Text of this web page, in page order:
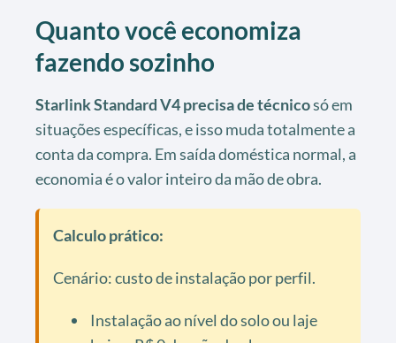
Quanto você economiza
fazendo sozinho
Starlink Standard V4 precisa de técnicosó em
situações específicas, e isso muda totalmente a
conta da compra. Em saída doméstica normal, a
economia é o valor inteiro da mão de obra.
Calculo prático:
Cenário: custo de instalação por perfil.
Instalação ao nível do solo ou laje